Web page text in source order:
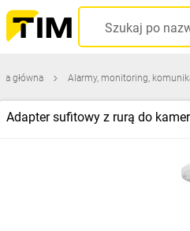
główna Alarmy, monitoring,
Adapter sufitowy z rurą do kamer